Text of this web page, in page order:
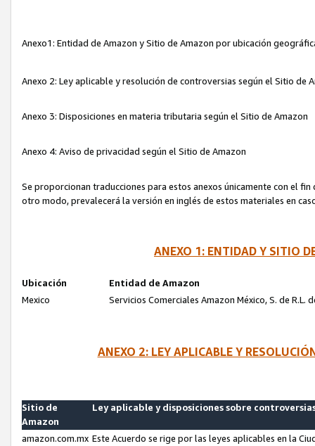
Anexo1: Entidad de Amazon y Sitio de Amazon por ubicación
Anexo 2: Ley aplicable y resolución de controversias según el Sitio de
Anexo 3: Disposiciones en materia tributaria según el Sitio de Amazon
Anexo 4: Aviso de privacidad según el Sitio de Amazon
Se proporcionan traducciones para estos anexos únicamente con el
otro modo, prevalecerá la versión en inglés de estos materiales en
ANEXO 1: ENTIDAD Y SITIO
Ubicación
Entidad de Amazon
Mexico
Servicios Comerciales Amazon México, S. de R.L.
ANEXO 2: LEY APLICABLE Y
Sitio de
Amazon
Ley aplicable y disposiciones sobre
amazon.com.mx Este Acuerdo se rige por las leyes aplicables en la